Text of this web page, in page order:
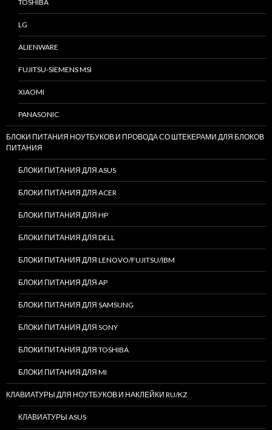
TOSHIBA
LG
ALIENWARE
FUJITSU-SIEMENS MSI
XIAOMI
PANASONIC
БЛОКИ ПИТАНИЯ НОУТБУКОВ И ПРОВОДА СО ШТЕКЕРАМИ ДЛЯ БЛОКОВ
ПИТАНИЯ
БЛОКИ ПИТАНИЯ ДЛЯ ASUS
БЛОКИ ПИТАНИЯ ДЛЯ ACER
БЛОКИ ПИТАНИЯ ДЛЯ HP
БЛОКИ ПИТАНИЯ ДЛЯ DELL
БЛОКИ ПИТАНИЯ ДЛЯ LENOVO/FUJITSU/IBM
БЛОКИ ПИТАНИЯ ДЛЯ AP
БЛОКИ ПИТАНИЯ ДЛЯ SAMSUNG
БЛОКИ ПИТАНИЯ ДЛЯ SONY
БЛОКИ ПИТАНИЯ ДЛЯ TOSHIBA
БЛОКИ ПИТАНИЯ ДЛЯ MI
КЛАВИАТУРЫ ДЛЯ НОУТБУКОВ И НАКЛЕЙКИ RU/KZ
КЛАВИАТУРЫ ASUS